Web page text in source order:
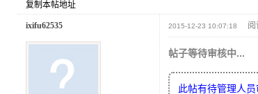
复制本帖地址
ixifu62535 2015-12-23 10:07:18
帖子等待审核中...
此帖有待管理人